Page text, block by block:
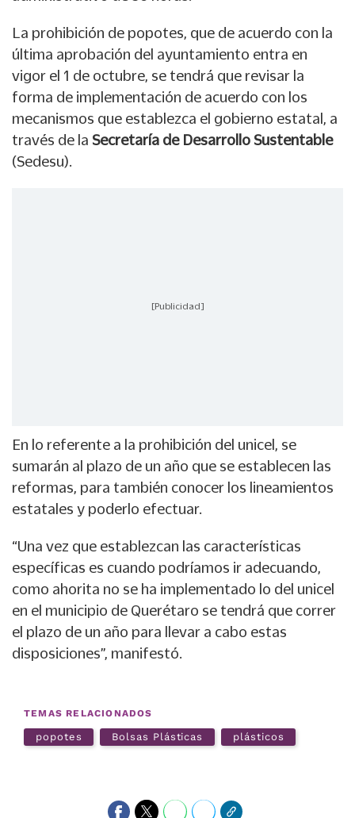
La prohibición de popotes, que de acuerdo con la
última aprobación del ayuntamiento entra en
vigor el 1 de octubre, se tendrá que revisar la
forma de implementación de acuerdo con los
mecanismos que establezca el gobierno estatal, a
través de la Secretaría de Desarrollo Sustentable
(Sedesu).
[Publicidad]
En lo referente a la prohibición del unicel, se
sumarán al plazo de un año que se establecen las
reformas, para también conocer los lineamientos
estatales y poderlo efectuar.
“Una vez que establezcan las características
específicas es cuando podríamos ir adecuando,
como ahorita no se ha implementado lo del unicel
en el municipio de Querétaro se tendrá que correr
el plazo de un año para llevar a cabo estas
disposiciones”, manifestó.
TEMAS RELACIONADOS
popotes Bolsas Plásticas plásticos